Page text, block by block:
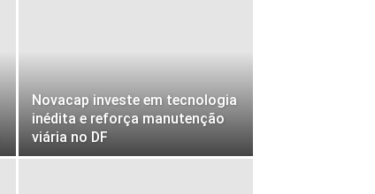
Novacap investe em tecnologia
inédita e reforça manutenção
viária no DF